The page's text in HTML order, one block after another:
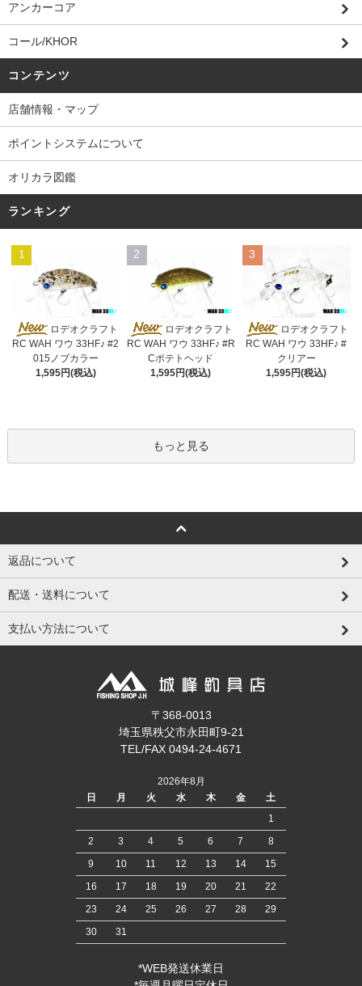
アンカーコア
コール/KHOR
コンテンツ
店舗情報・マップ
ポイントシステムについて
オリカラ図鑑
ランキング
1
ロデオクラフト
RC WAH ワウ 33HF♪ #2
015ノブカラー
1,595円(税込)
2
ロデオクラフト
RC WAH ワウ 33HF♪ #R
Cポテトヘッド
1,595円(税込)
3
ロデオクラフト
RC WAH ワウ 33HF♪ #
クリアー
1,595円(税込)
もっと見る
返品について
配送・送料について
支払い方法について
〒368-0013
埼玉県秩父市永田町9-21
TEL/FAX 0494-24-4671
2026年8月
日
月 火 水 木 金
土
1
2
3 4 5 6 7
8
9
10 11 12 13 14
15
16
17 18 19 20 21
22
23
24 25 26 27 28
29
30
31
*WEB発送休業日